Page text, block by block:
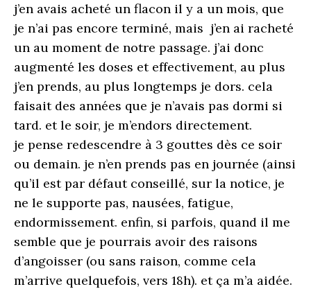
j’en avais acheté un flacon il y a un mois, que
je n’ai pas encore terminé, mais j’en ai racheté
un au moment de notre passage. j’ai donc
augmenté les doses et effectivement, au plus
j’en prends, au plus longtemps je dors. cela
faisait des années que je n’avais pas dormi si
tard. et le soir, je m’endors directement.
je pense redescendre à 3 gouttes dès ce soir
ou demain. je n’en prends pas en journée (ainsi
qu’il est par défaut conseillé, sur la notice, je
ne le supporte pas, nausées, fatigue,
endormissement. enfin, si parfois, quand il me
semble que je pourrais avoir des raisons
d’angoisser (ou sans raison, comme cela
m’arrive quelquefois, vers 18h). et ça m’a aidée.